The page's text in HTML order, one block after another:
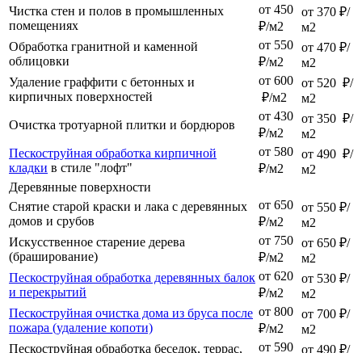
Чистка стен и полов в промышленных
помещениях
от 450
₽/м2
от 370 ₽/
м2
Обработка гранитной и каменной
облицовки
от 550
₽/м2
от 470 ₽/
м2
Удаление граффити с бетонных и
кирпичных поверхностей
от 600
₽/м2
от 520 ₽/
м2
Очистка тротуарной плитки и бордюров
от 430
₽/м2
от 350 ₽/
м2
Пескоструйная обработка кирпичной
кладки в стиле "лофт"
от 580
₽/м2
от 490 ₽/
м2
Деревянные поверхности
Снятие старой краски и лака с деревянных
домов и срубов
от 650
₽/м2
от 550 ₽/
м2
Искусственное старение дерева
(браширование)
от 750
₽/м2
от 650 ₽/
м2
Пескоструйная обработка деревянных балок
и перекрытий
от 620
₽/м2
от 530 ₽/
м2
Пескоструйная очистка дома из бруса после
пожара (удаление копоти)
от 800
₽/м2
от 700 ₽/
м2
Пескоструйная обработка беседок, террас,
от 590 от 490 ₽/